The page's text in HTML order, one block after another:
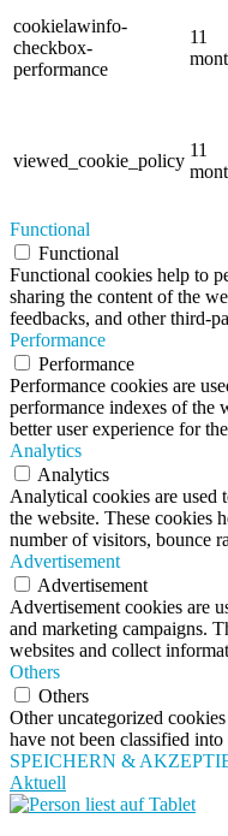
cookielawinfo-
checkbox-
performance
11
viewed_cookie_policy
11
Functional
Functional
Functional cookies help to
sharing the content of the
feedbacks, and other third-
Performance
Performance
Performance cookies are
performance indexes of the
better user experience for
Analytics
Analytics
Analytical cookies are used
the website. These cookies
number of visitors, bounce
Advertisement
Advertisement
Advertisement cookies are
and marketing campaigns.
websites and collect
Others
Others
Other uncategorized
have not been classified into
SPEICHERN &
Aktuell